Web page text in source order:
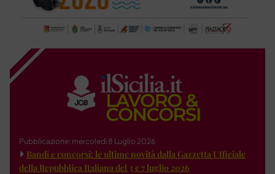
Pubblicazione: mercoledì 8 Luglio 2026
Bandi e concorsi: le ultime novità dalla Gazzetta Ufficiale
della Repubblica Italiana del 3 e 7 luglio 2026